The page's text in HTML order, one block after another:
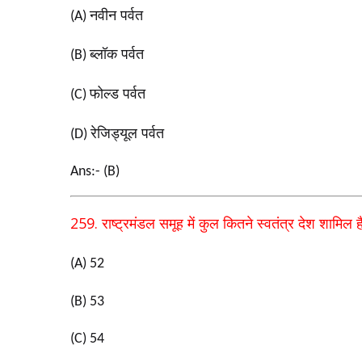
(A)नवीन पर्वत
(B)ब्लॉक पर्वत
(C)फोल्ड पर्वत
(D)रेजिड्यूल पर्वत
Ans:- (B)
259.राष्ट्रमंडल समूह में कुल कितने स्वतंत्र देश शामिल
(A) 52
(B) 53
(C) 54